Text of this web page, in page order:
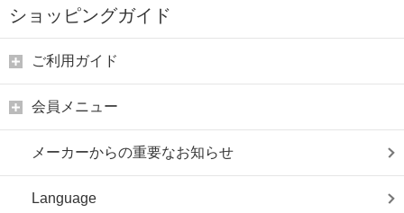
ショッピングガイド
ご利用ガイド
会員メニュー
メーカーからの重要なお知らせ
Language